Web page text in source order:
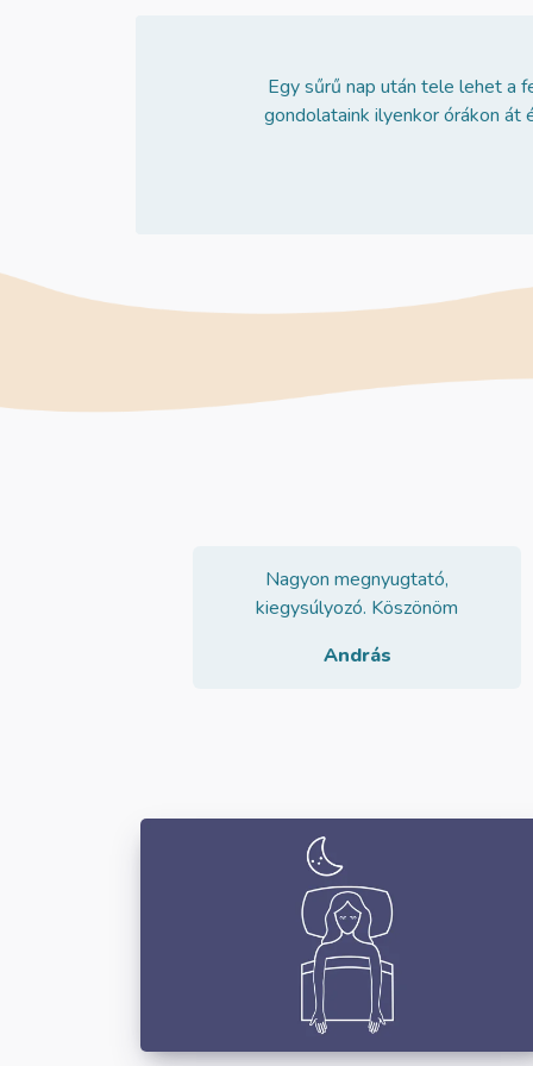
Egy sűrű nap után tele lehet a
gondolataink ilyenkor órákon át
Nagyon megnyugtató,
kiegysúlyozó. Köszönöm
András